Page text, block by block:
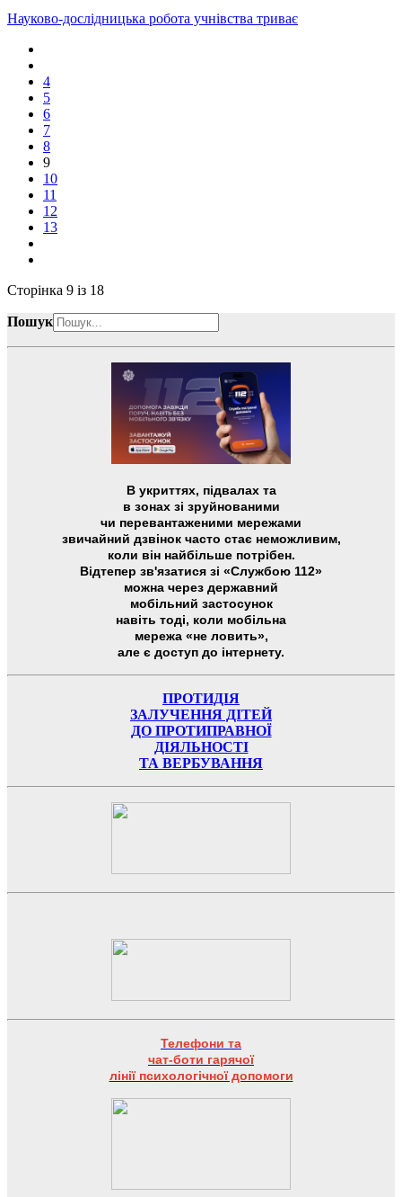
Науково-дослідницька робота учнівства триває
4
5
6
7
8
9
10
11
12
13
Сторінка 9 із 18
Пошук
В укриттях, підвалах та
в зонах зі зруйнованими
чи перевантаженими мережами
звичайний дзвінок часто стає неможливим,
коли він найбільше потрібен.
Відтепер зв'язатися зі «Службою 112»
можна через державний
мобільний застосунок
навіть тоді, коли мобільна
мережа «не ловить»,
але є доступ до інтернету.
ПРОТИДІЯ
ЗАЛУЧЕННЯ ДІТЕЙ
ДО ПРОТИПРАВНОЇ
ДІЯЛЬНОСТІ
ТА ВЕРБУВАННЯ
Телефони та
чат-боти гарячої
лінії психологічної допомоги